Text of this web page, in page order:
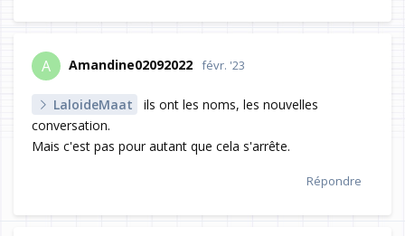
A Amandine02092022 févr. '23
LaloideMaat
ils ont les noms, les nouvelles
conversation.
Mais c'est pas pour autant que cela s'arrête.
Répondre